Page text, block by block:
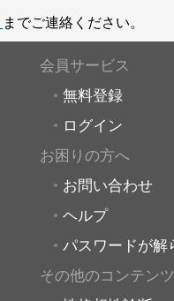
までご連絡ください。
会員サービス
無料登録
ログイン
お困りの方へ
お問い合わせ
ヘルプ
パスワードが解
その他のコンテンツ